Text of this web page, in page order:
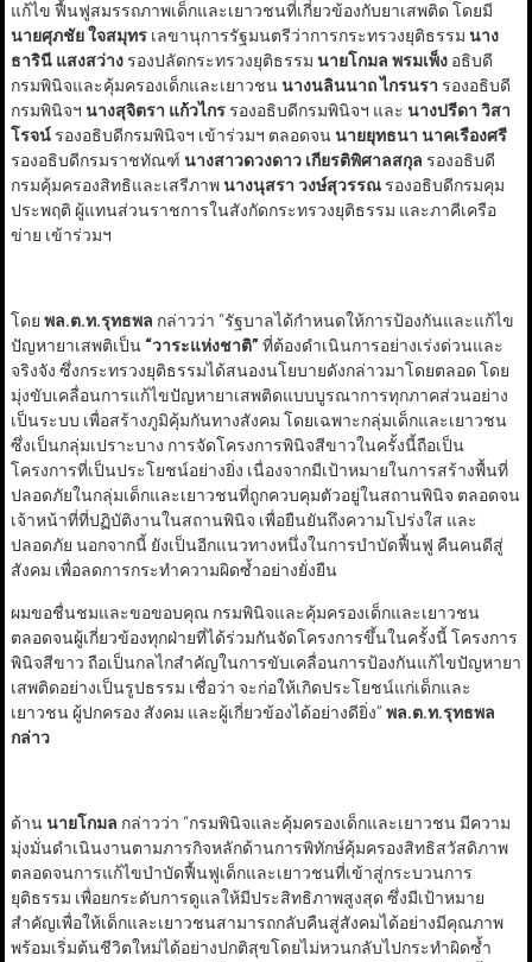
แก้ไข ฟื้นฟูสมรรถภาพเด็กและเยาวชนที่เกี่ยวข้องกับยาเสพติด โดยมี
นายศุภชัย ใจสมุทรเลขานุการรัฐมนตรีว่าการกระทรวงยุติธรรม นาง
ธารินี แสงสว่างรองปลัดกระทรวงยุติธรรม นายโกมล พรมเพ็งอธิบดี
กรมพินิจและคุ้มครองเด็กและเยาวชนนางนลินนาถ ไกรนรา รองอธิบดี
กรมพินิจฯ นางสุจิตรา แก้วไกรรองอธิบดีกรมพินิจฯ และ นางปรีดา วิสา
โรจน์รองอธิบดีกรมพินิจฯ เข้าร่วมฯ ตลอดจนนายยุทธนา นาคเรืองศรี
รองอธิบดีกรมราชทัณฑ์ นางสาวดวงดาว เกียรติพิศาลสกุล รองอธิบดี
กรมคุ้มครองสิทธิและเสรีภาพนางนุสรา วงษ์สุวรรณรองอธิบดีกรมคุม
ประพฤติ ผู้แทนส่วนราชการในสังกัดกระทรวงยุติธรรม และภาคีเครือ
ข่าย เข้าร่วมฯ
โดย พล.ต.ท.รุทธพล กล่าวว่า “รัฐบาลได้กำหนดให้การป้องกันและแก้ไข
ปัญหายาเสพติเป็น “วาระแห่งชาติ” ที่ต้องดำเนินการอย่างเร่งด่วนและ
จริงจัง ซึ่งกระทรวงยุติธรรมได้สนองนโยบายดังกล่าวมาโดยตลอด โดย
มุ่งขับเคลื่อนการแก้ไขปัญหายาเสพติดแบบบูรณาการทุกภาคส่วนอย่าง
เป็นระบบ เพื่อสร้างภูมิคุ้มกันทางสังคม โดยเฉพาะกลุ่มเด็กและเยาวชน
ซึ่งเป็นกลุ่มเปราะบาง การจัดโครงการพินิจสีขาวในครั้งนี้ถือเป็น
โครงการที่เป็นประโยชน์อย่างยิ่ง เนื่องจากมีเป้าหมายในการสร้างพื้นที่
ปลอดภัยในกลุ่มเด็กและเยาวชนที่ถูกควบคุมตัวอยู่ในสถานพินิจ ตลอดจน
เจ้าหน้าที่ที่ปฏิบัติงานในสถานพินิจ เพื่อยืนยันถึงความโปร่งใส และ
ปลอดภัย นอกจากนี้ ยังเป็นอีกแนวทางหนึ่งในการบำบัดฟื้นฟู คืนคนดีสู่
สังคม เพื่อลดการกระทำความผิดซ้ำอย่างยั่งยืน
ผมขอชื่นชมและขอขอบคุณ กรมพินิจและคุ้มครองเด็กและเยาวชน
ตลอดจนผู้เกี่ยวข้องทุกฝ่ายที่ได้ร่วมกันจัดโครงการขึ้นในครั้งนี้ โครงการ
พินิจสีขาว ถือเป็นกลไกสำคัญในการขับเคลื่อนการป้องกันแก้ไขปัญหายา
เสพติดอย่างเป็นรูปธรรม เชื่อว่า จะก่อให้เกิดประโยชน์แก่เด็กและ
เยาวชน ผู้ปกครอง สังคม และผู้เกี่ยวข้องได้อย่างดียิ่ง” พล.ต.ท.รุทธพล
กล่าว
ด้านนายโกมล กล่าวว่า “กรมพินิจและคุ้มครองเด็กและเยาวชน มีความ
มุ่งมั่นดำเนินงานตามภารกิจหลักด้านการพิทักษ์คุ้มครองสิทธิสวัสดิภาพ
ตลอดจนการแก้ไขบำบัดฟื้นฟูเด็กและเยาวชนที่เข้าสู่กระบวนการ
ยุติธรรม เพื่อยกระดับการดูแลให้มีประสิทธิภาพสูงสุด ซึ่งมีเป้าหมาย
สำคัญเพื่อให้เด็กและเยาวชนสามารถกลับคืนสู่สังคมได้อย่างมีคุณภาพ
พร้อมเริ่มต้นชีวิตใหม่ได้อย่างปกติสุขโดยไม่หวนกลับไปกระทำผิดซ้ำ